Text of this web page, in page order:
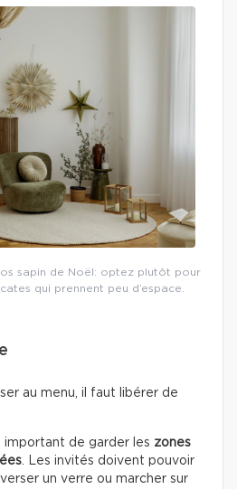
sapin de Noël: optez plutôt pour
qui prennent peu d’espace.
au menu, il faut libérer de
important de garder les zones
. Les invités doivent pouvoir
un verre ou marcher sur